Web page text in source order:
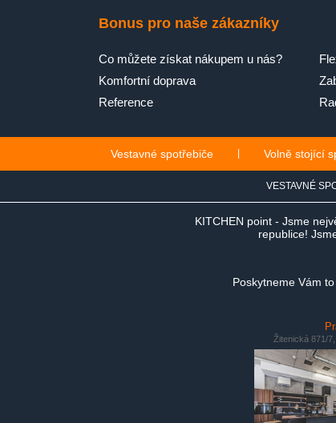
Bonus pro naše zákazníky
Co můžete získat nákupem u nás?
Komfortní doprava
Reference
Vestavné spotřebiče | Volně stojící
VESTAVNÉ
KITCHEN point - Jsme
republice!
Poskytneme Vám
Žitenická 871/